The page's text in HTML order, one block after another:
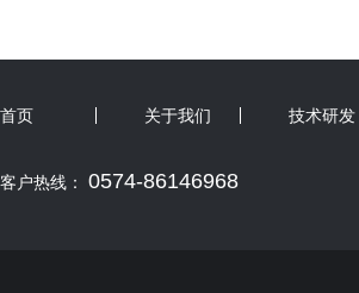
首页 关于我们 技术研发
客户热线： 0574-86146968